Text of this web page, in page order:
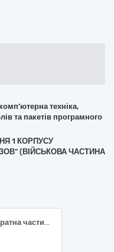
техніка,
та пакетів програмного
1 КОРПУСУ
(ВІЙСЬКОВА ЧАСТИНА
Машини для обробки даних (апаратна частина)